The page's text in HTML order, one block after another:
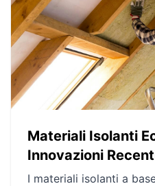
svolta ecologica
ridurre l'impronta di
alternative valide ai
Materiali Isolanti
Innovazioni
I materiali isolanti a